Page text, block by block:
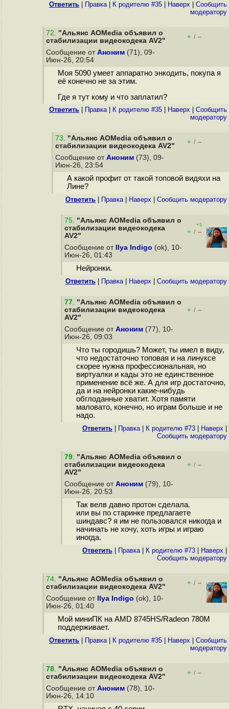
Ответить Правка| К родителю #35 Наверх
Cообщить
модератору
72. "Альянс AOMedia объявил о
стабилизации видеокодека AV2"
+ / –
Сообщение от Аноним (71), 09-
Июн-26, 20:54
Моя 5090 умеет аппаратно энкодить, покупа я
её конечно не за этим.
Где я тут кому и что заплатил?
Ответить Правка| К родителю #35 Наверх
Cообщить
модератору
73. "Альянс AOMedia объявил о
стабилизации видеокодека AV2"
+ / –
Сообщение от Аноним (73), 09-
Июн-26, 23:54
А какой профит от такой топовой видяхи на
Лине?
Ответить Правка| Наверх Cообщить модератору
75. "Альянс AOMedia объявил о
стабилизации видеокодека
AV2"
+1
+ / –
Сообщение от Ilya Indigo (ok), 10-
Июн-26, 01:43
Нейронки.
Ответить Правка| Наверх Cообщить модератору
77. "Альянс AOMedia объявил о
стабилизации видеокодека
AV2"
+ / –
Сообщение от Аноним (77), 10-
Июн-26, 09:03
Что ты городишь? Может, ты имел в виду,
что недостаточно топовая и на линуксе
скорее нужна профессиональная, но
виртуалки и кады это не единственное
применение всё же. А для игр достаточно,
да и на нейронки какие-нибудь
обглоданные хватит. Хотя памяти
маловато, конечно, но играм больше и не
надо.
Ответить Правка| К родителю #73 Наверх
Cообщить модератору
79. "Альянс AOMedia объявил о
стабилизации видеокодека
AV2"
+ / –
Сообщение от Аноним (79), 10-
Июн-26, 20:53
Так велв давно протон сделала.
или вы по старинке предлагаете
шиндавс? я им не пользовался никогда и
начинать не хочу, хоть игры и играю
иногда.
Ответить Правка| К родителю #73 Наверх
Cообщить модератору
74. "Альянс AOMedia объявил о
стабилизации видеокодека AV2"
+ / –
Сообщение от Ilya Indigo (ok), 10-
Июн-26, 01:40
Мой миниПК на AMD 8745HS/Radeon 780M
поддерживает.
Ответить Правка| К родителю #35 Наверх
Cообщить
модератору
78. "Альянс AOMedia объявил о
стабилизации видеокодека AV2"
+ / –
Сообщение от Аноним (78), 10-
Июн-26, 14:10